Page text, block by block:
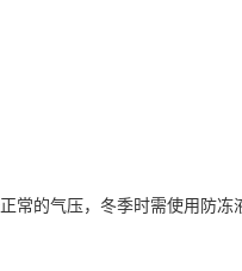
常的气压，冬季时需使用防冻